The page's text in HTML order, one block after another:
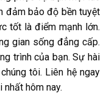
đảm bảo độ bền tuyệt
tốt là điểm mạnh lớn.
gian sống đẳng cấp.
trình của bạn. Sự hài
tôi. Liên hệ ngay
hôm nay.